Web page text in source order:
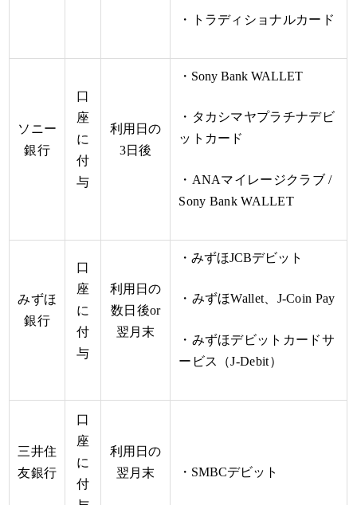
・トラディショナルカード
ソニー
銀行
口
座
に
付
与
利用日の
3日後
・Sony Bank WALLET
・タカシマヤプラチナデビ
ットカード
・ANAマイレージクラブ /
Sony Bank WALLET
みずほ
銀行
口
座
に
付
与
利用日の
数日後or
翌月末
・みずほJCBデビット
・みずほWallet、J-Coin Pay
・みずほデビットカードサ
ービス（J-Debit）
三井住
友銀行
口
座
に
付
利用日の
翌月末
・SMBCデビット